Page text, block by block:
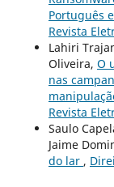
Português
Revista
Lahiri
Oliveira, O
nas
Revista
Saulo
Jaime
do lar ,